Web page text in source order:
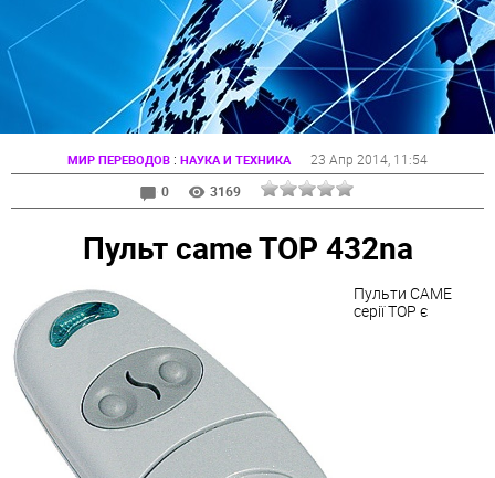
МИР ПЕРЕВОДОВ : НАУКА И ТЕХНИКА 23 Апр 2014 , 11:54
0
3169
Пульт came TOP 432na
Пульти CAME
серії TOP є